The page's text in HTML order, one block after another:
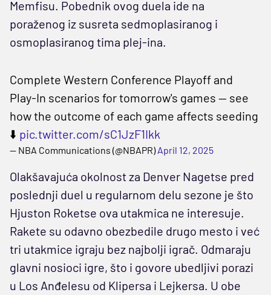
Memfisu. Pobednik ovog duela ide na
poraženog iz susreta sedmoplasiranog i
osmoplasiranog tima plej-ina.
Complete Western Conference Playoff and
Play-In scenarios for tomorrow's games -- see
how the outcome of each game affects seeding
⬇️ pic.twitter.com/sC1JzF1Ikk
— NBA Communications (@NBAPR)April 12, 2025
Olakšavajuća okolnost za Denver Nagetse pred
poslednji duel u regularnom delu sezone je što
Hjuston Roketse ova utakmica ne interesuje.
Rakete su odavno obezbedile drugo mesto i već
tri utakmice igraju bez najbolji igrač. Odmaraju
glavni nosioci igre, što i govore ubedljivi porazi
u Los Anđelesu od Klipersa i Lejkersa. U obe